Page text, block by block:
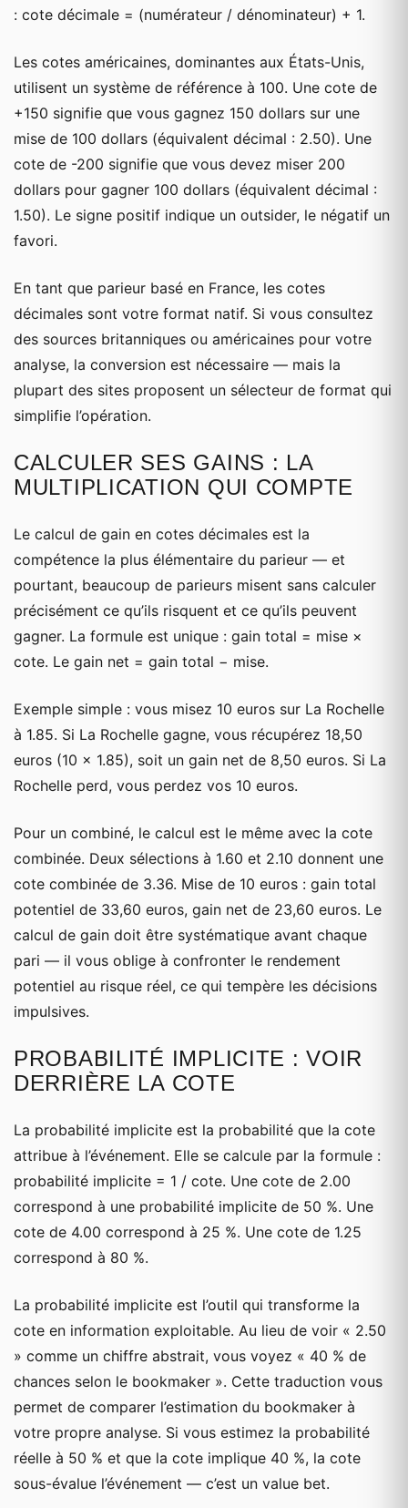
: cote décimale = (numérateur / dénominateur) + 1.
Les cotes américaines, dominantes aux États-Unis,
utilisent un système de référence à 100. Une cote de
+150 signifie que vous gagnez 150 dollars sur une
mise de 100 dollars (équivalent décimal : 2.50). Une
cote de -200 signifie que vous devez miser 200
dollars pour gagner 100 dollars (équivalent décimal :
1.50). Le signe positif indique un outsider, le négatif un
favori.
En tant que parieur basé en France, les cotes
décimales sont votre format natif. Si vous consultez
des sources britanniques ou américaines pour votre
analyse, la conversion est nécessaire — mais la
plupart des sites proposent un sélecteur de format qui
simplifie l’opération.
CALCULER SES GAINS : LA
MULTIPLICATION QUI COMPTE
Le calcul de gain en cotes décimales est la
compétence la plus élémentaire du parieur — et
pourtant, beaucoup de parieurs misent sans calculer
précisément ce qu’ils risquent et ce qu’ils peuvent
gagner. La formule est unique : gain total = mise ×
cote. Le gain net = gain total − mise.
Exemple simple : vous misez 10 euros sur La Rochelle
à 1.85. Si La Rochelle gagne, vous récupérez 18,50
euros (10 × 1.85), soit un gain net de 8,50 euros. Si La
Rochelle perd, vous perdez vos 10 euros.
Pour un combiné, le calcul est le même avec la cote
combinée. Deux sélections à 1.60 et 2.10 donnent une
cote combinée de 3.36. Mise de 10 euros : gain total
potentiel de 33,60 euros, gain net de 23,60 euros. Le
calcul de gain doit être systématique avant chaque
pari — il vous oblige à confronter le rendement
potentiel au risque réel, ce qui tempère les décisions
impulsives.
PROBABILITÉ IMPLICITE : VOIR
DERRIÈRE LA COTE
La probabilité implicite est la probabilité que la cote
attribue à l’événement. Elle se calcule par la formule :
probabilité implicite = 1 / cote. Une cote de 2.00
correspond à une probabilité implicite de 50 %. Une
cote de 4.00 correspond à 25 %. Une cote de 1.25
correspond à 80 %.
La probabilité implicite est l’outil qui transforme la
cote en information exploitable. Au lieu de voir « 2.50
» comme un chiffre abstrait, vous voyez « 40 % de
chances selon le bookmaker ». Cette traduction vous
permet de comparer l’estimation du bookmaker à
votre propre analyse. Si vous estimez la probabilité
réelle à 50 % et que la cote implique 40 %, la cote
sous-évalue l’événement — c’est un value bet.